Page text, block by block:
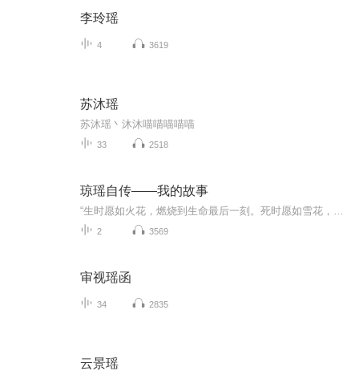
李玲瑶
4 3619
苏沐瑶
苏沐瑶丶沐沐喵喵喵喵喵
33 2518
琼瑶自传——我的故事
2 3569
审视瑶函
34 2835
云景瑶